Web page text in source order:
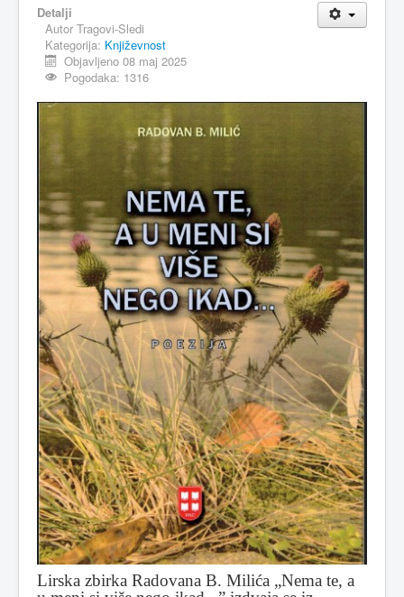
Detalji
Autor Tragovi-Sledi
Kategorija: Književnost
Objavljeno 08 maj 2025
Pogodaka: 1316
Lirska zbirka Radovana B. Milića „Nema te, a